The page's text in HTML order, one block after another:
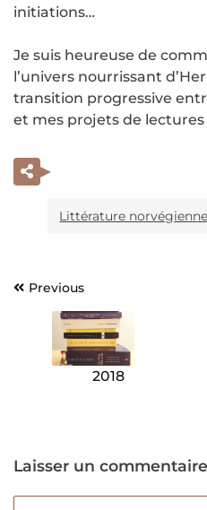
initiations…
Je suis heureuse de
l’univers nourrissant
transition progressive
et mes projets de lectures
Littérature norvégienne
Navigation
l’article
Previous
2018
Laisser un commentaire